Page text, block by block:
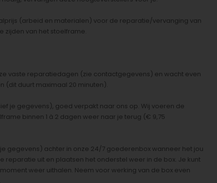
(arbeid en materialen) voor de reparatie/vervanging van
zijden van het stoelframe.
vaste reparatiedagen (zie contactgegevens) en wacht even
(dit duurt maximaal 20 minuten).
je gegevens), goed verpakt naar ons op. Wij voeren de
binnen 1 à 2 dagen weer naar je terug (€ 9,75
gegevens) achter in onze 24/7 goederenbox wanneer het jou
reparatie uit en plaatsen het onderstel weer in de box. Je kunt
weer uithalen. Neem voor werking van de box even